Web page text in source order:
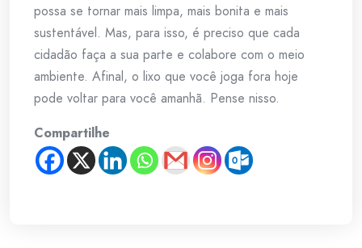
possa se tornar mais limpa, mais bonita e mais
sustentável. Mas, para isso, é preciso que cada
cidadão faça a sua parte e colabore com o meio
ambiente. Afinal, o lixo que você joga fora hoje
pode voltar para você amanhã. Pense nisso.
Compartilhe